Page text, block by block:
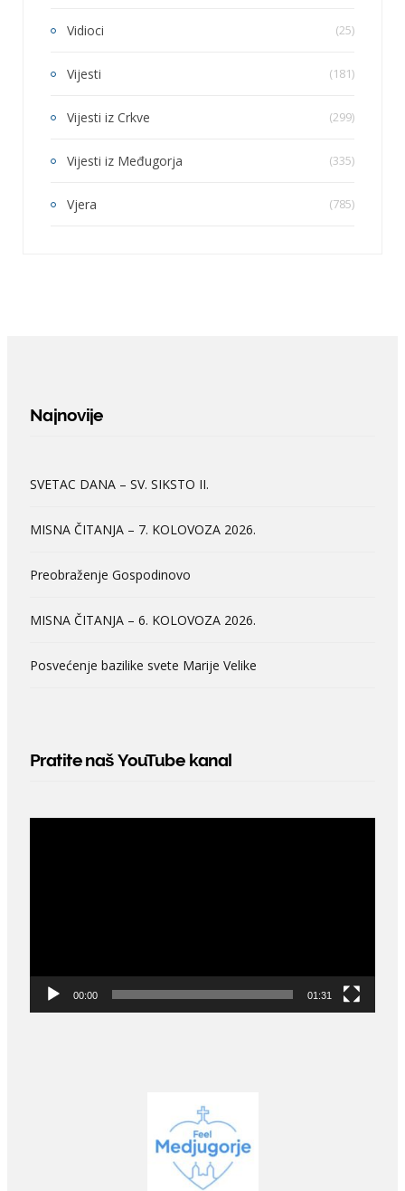
Vidioci (25)
Vijesti (181)
Vijesti iz Crkve (299)
Vijesti iz Međugorja (335)
Vjera (785)
Najnovije
SVETAC DANA – SV. SIKSTO II.
MISNA ČITANJA – 7. KOLOVOZA 2026.
Preobraženje Gospodinovo
MISNA ČITANJA – 6. KOLOVOZA 2026.
Posvećenje bazilike svete Marije Velike
Pratite naš YouTube kanal
00:00 01:31